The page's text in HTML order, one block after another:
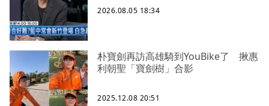
2026.08.05 18:34
朴寶劍再訪高雄騎到YouBike了 揪惠
利朝聖「寶劍樹」合影
2025.12.08 20:51